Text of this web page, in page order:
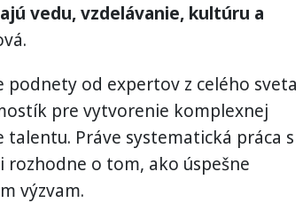
vedu, vzdelávanie, kultúru a
od expertov z celého sveta
pre vytvorenie komplexnej
Práve systematická práca s
o tom, ako úspešne
výzvam.